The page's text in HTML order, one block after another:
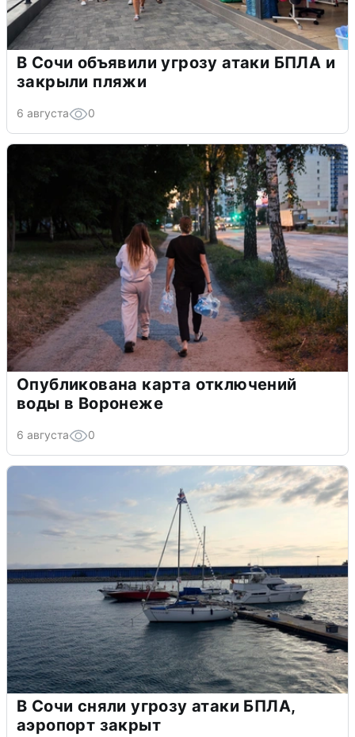
В Сочи объявили угрозу атаки БПЛА и
закрыли пляжи
6 августа 0
Опубликована карта отключений
воды в Воронеже
6 августа 0
В Сочи сняли угрозу атаки БПЛА,
аэропорт закрыт